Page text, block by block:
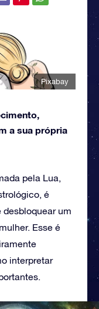
Pixabay
a sua própria
pela Lua,
é
desbloquear um
Esse é
interpretar